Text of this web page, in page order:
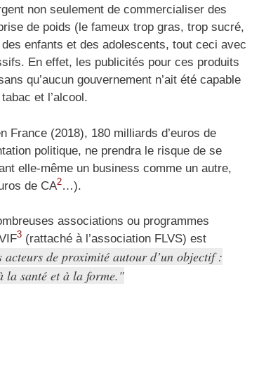
non seulement de commercialiser des
de poids (le fameux trop gras, trop sucré,
enfants et des adolescents, tout ceci avec
En effet, les publicités pour ces produits
qu’aucun gouvernement n’ait été capable
et l’alcool.
France (2018), 180 milliards d’euros de
politique, ne prendra le risque de se
elle-même un business comme un autre,
de CA2…).
associations ou programmes
3 (rattaché à l’association FLVS) est
de proximité autour d’un objectif :
la santé et à la forme.